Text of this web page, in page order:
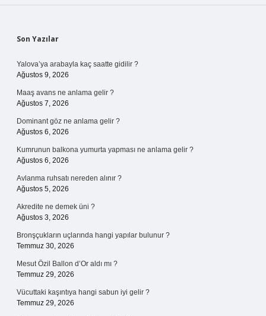
Sidebar
Son Yazılar
Yalova’ya arabayla kaç saatte gidilir ?
Ağustos 9, 2026
Maaş avans ne anlama gelir ?
Ağustos 7, 2026
Dominant göz ne anlama gelir ?
Ağustos 6, 2026
Kumrunun balkona yumurta yapması ne anlama gelir ?
Ağustos 6, 2026
Avlanma ruhsatı nereden alınır ?
Ağustos 5, 2026
Akredite ne demek üni ?
Ağustos 3, 2026
Bronşçukların uçlarında hangi yapılar bulunur ?
Temmuz 30, 2026
Mesut Özil Ballon d’Or aldı mı ?
Temmuz 29, 2026
Vücuttaki kaşıntıya hangi sabun iyi gelir ?
Temmuz 29, 2026